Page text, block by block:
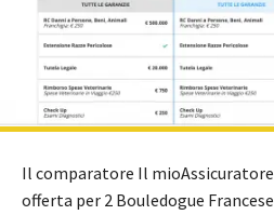
Il comparatore Il
offerta per 2 Bouledogue